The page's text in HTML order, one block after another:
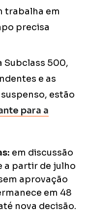
trabalha em
precisa
Subclass 500,
e as
estão
para a
em discussão
a partir de julho
aprovação
em 48
nova decisão.